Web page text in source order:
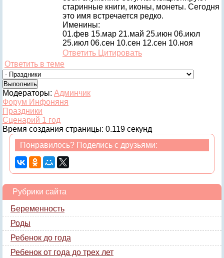
старинные книги, иконы, монеты. Сегодня
это имя встречается редко.
Именины:
01.фев 15.мар 21.май 25.июн 06.июл
25.июл 06.сен 10.сен 12.сен 10.ноя
Ответить Цитировать
Ответить в теме
Модераторы: Админчик
Форум Инфоняня
Праздники
Сценарий 1 год
Время создания страницы: 0.119 секунд
Понравилось? Поделись с друзьями:
Рубрики сайта
Беременность
Роды
Ребенок до года
Ребенок от года до трех лет